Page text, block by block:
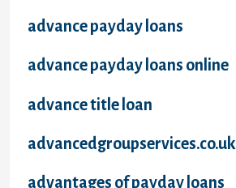
advance payday loans
advance payday loans online
advance title loan
advancedgroupservices.co.uk
advantages of payday loans